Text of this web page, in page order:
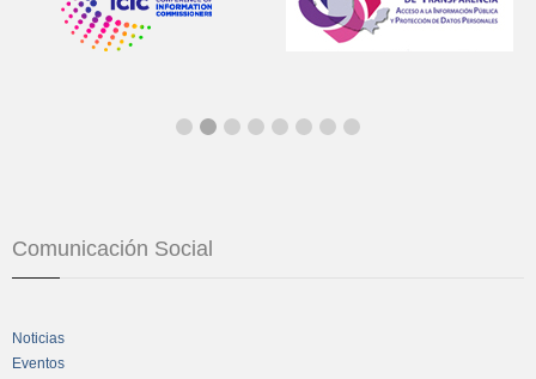
Comunicación Social
Noticias
Eventos